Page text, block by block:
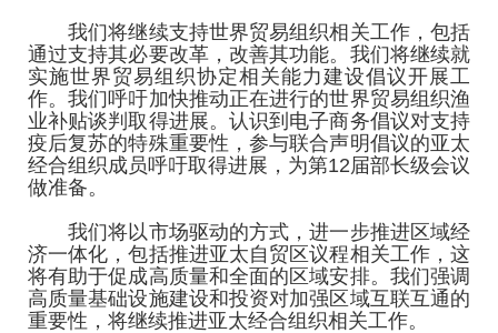
我们将继续支持世界贸易组织相关工作，包括
通过支持其必要改革，改善其功能。我们将继续就
实施世界贸易组织协定相关能力建设倡议开展工
作。我们呼吁加快推动正在进行的世界贸易组织渔
业补贴谈判取得进展。认识到电子商务倡议对支持
疫后复苏的特殊重要性，参与联合声明倡议的亚太
经合组织成员呼吁取得进展，为第12届部长级会议
做准备。
我们将以市场驱动的方式，进一步推进区域经
济一体化，包括推进亚太自贸区议程相关工作，这
将有助于促成高质量和全面的区域安排。我们强调
高质量基础设施建设和投资对加强区域互联互通的
重要性，将继续推进亚太经合组织相关工作。